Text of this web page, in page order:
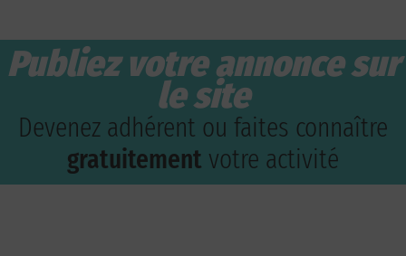
Publiez votre annonce sur
le site
Devenez adhérent ou faites connaître
gratuitement votre activité